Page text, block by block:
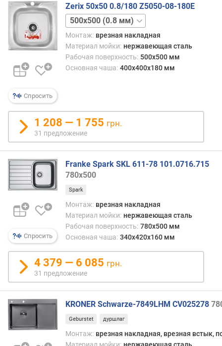
б
и
а
ч
ш
и
в
н
и
з
)
(
м
м
)
т
о
щ
и
н
а
м
а
е
р
и
Спросить
Zerix 50x50 0.8/180 Z5050-08-180E
500x500
(0.4 мм)500x500
(0.6 мм)
Монтаж: врезная накладная
Материал мойки: нержавеющая сталь
Рабочая поверхность: 500x500 мм
Основная чаша: 400x400x180 мм
1 208 — 1 755 грн.
31 предложение
Спросить
Franke Spark SKL 611-78 101.0716.715
780x500
Spark
Монтаж: врезная накладная
Материал мойки: нержавеющая сталь
Рабочая поверхность: 780x500 мм
Основная чаша: 340x420x160 мм
4 379 — 6 085 грн.
31 предложение
KRONER Schwarze-7849LHM CV025278
Geburstet дуршлаг
Монтаж: врезная накладная, врезная встык,